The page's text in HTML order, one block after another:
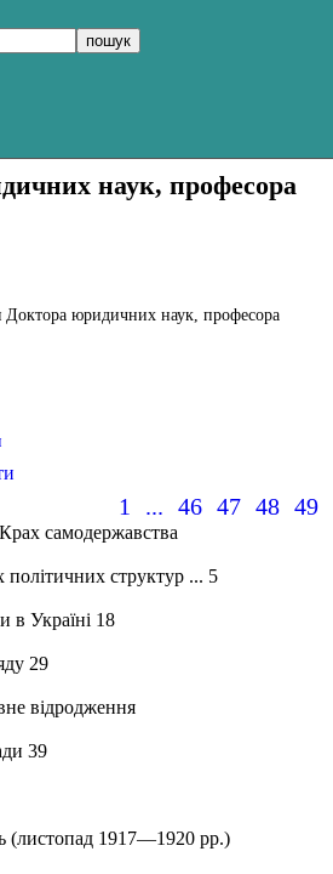
наук, професора
юридичних наук, професора
1 ... 46 47 48 49
самодержавства
політичних структур ... 5
в Україні 18
29
відродження
39
(листопад 1917—1920 рр.)